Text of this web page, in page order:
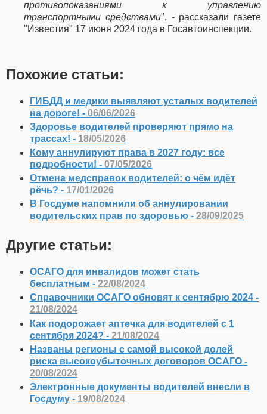
противопоказаниями к управлению
транспортными средствами", - рассказали газете
"Известия" 17 июня 2024 года в Госавтоинспекции.
Похожие статьи:
ГИБДД и медики выявляют усталых водителей
на дороге! - 06/06/2026
Здоровье водителей проверяют прямо на
трассах! - 18/05/2026
Кому аннулируют права в 2027 году: все
подробности! - 07/05/2026
Отмена медсправок водителей: о чём идёт
рёчь? - 17/01/2026
В Госдуме напомнили об аннулировании
водительских прав по здоровью - 28/09/2025
Другие статьи:
ОСАГО для инвалидов может стать
бесплатным - 22/08/2024
Справочники ОСАГО обновят к сентябрю 2024 -
21/08/2024
Как подорожает аптечка для водителей с 1
сентября 2024? - 21/08/2024
Названы регионы с самой высокой долей
риска высокоубыточных договоров ОСАГО -
20/08/2024
Электронные документы водителей внесли в
Госдуму - 19/08/2024